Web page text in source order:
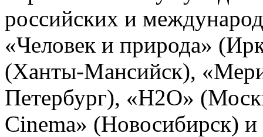
российских и
«Человек и природа»
(Ханты-Мансийск),
Петербург), «Н2О»
Cinema» (Новосибирск) и